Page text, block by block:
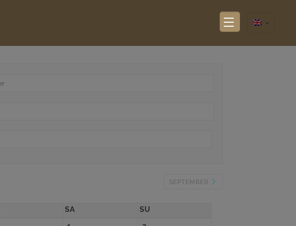
SEPTEMBER
SA SU